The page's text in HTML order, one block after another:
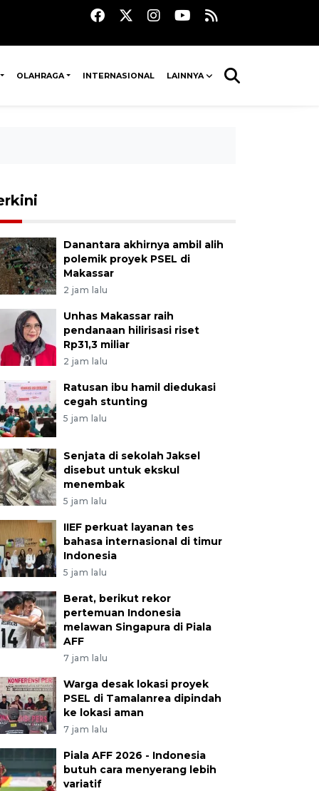
OLAHRAGA INTERNASIONAL LAINNYA
Danantara akhirnya ambil alih
polemik proyek PSEL di
Makassar
2 jam lalu
Unhas Makassar raih
pendanaan hilirisasi riset
Rp31,3 miliar
2 jam lalu
Ratusan ibu hamil diedukasi
cegah stunting
5 jam lalu
Senjata di sekolah Jaksel
disebut untuk ekskul
menembak
5 jam lalu
IIEF perkuat layanan tes
bahasa internasional di timur
Indonesia
5 jam lalu
Berat, berikut rekor
pertemuan Indonesia
melawan Singapura di Piala
AFF
7 jam lalu
Warga desak lokasi proyek
PSEL di Tamalanrea dipindah
ke lokasi aman
7 jam lalu
Piala AFF 2026 - Indonesia
butuh cara menyerang lebih
variatif